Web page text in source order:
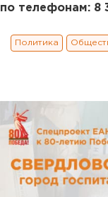
по телефонам: 8
Политика